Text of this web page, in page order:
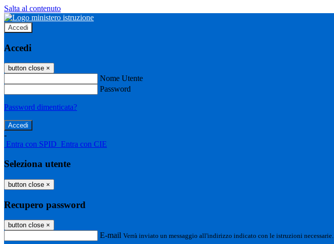
Salta al contenuto
Accedi
Accedi
button close ×
Nome Utente
Password
Password dimenticata?
-
Entra con SPID Entra con CIE
Seleziona utente
button close ×
Recupero password
button close ×
E-mail Verrà inviato un messaggio all'indirizzo indicato con le istruzioni necessarie.